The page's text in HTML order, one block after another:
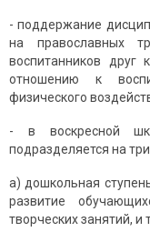
- поддержание
на православных
воспитанников друг
отношению к
физического
- в воскресной
подразделяется на
а) дошкольная
развитие
творческих занятий,